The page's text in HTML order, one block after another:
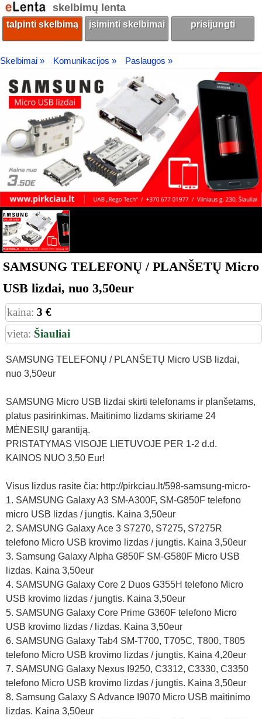
skelbimų lenta
talpinti skelbimą įsiminti skelbimai prisijungti
Skelbimai » Komunikacijos » Paslaugos »
SAMSUNG TELEFONŲ / PLANŠETŲ Micro
USB lizdai, nuo 3,50eur
kaina: 3 €
vieta: Šiauliai
SAMSUNG TELEFONŲ / PLANŠETŲ Micro USB lizdai,
nuo 3,50eur
SAMSUNG Micro USB lizdai skirti telefonams ir planšetams,
platus pasirinkimas. Maitinimo lizdams skiriame 24
MĖNESIŲ garantiją.
PRISTATYMAS VISOJE LIETUVOJE PER 1-2 d.d.
KAINOS NUO 3,50 Eur!
Visus lizdus rasite čia: http://pirkciau.lt/598-samsung-micro-
1. SAMSUNG Galaxy A3 SM-A300F, SM-G850F telefono
micro USB lizdas / jungtis. Kaina 3,50eur
2. SAMSUNG Galaxy Ace 3 S7270, S7275, S7275R
telefono Micro USB krovimo lizdas / jungtis. Kaina 3,50eur
3. Samsung Galaxy Alpha G850F SM-G580F Micro USB
lizdas. Kaina 3,50eur
4. SAMSUNG Galaxy Core 2 Duos G355H telefono Micro
USB krovimo lizdas / jungtis. Kaina 3,50eur
5. SAMSUNG Galaxy Core Prime G360F telefono Micro
USB krovimo lizdas / lizdas. Kaina 3,50eur
6. SAMSUNG Galaxy Tab4 SM-T700, T705C, T800, T805
telefono Micro USB krovimo lizdas / jungtis. Kaina 4,20eur
7. SAMSUNG Galaxy Nexus I9250, C3312, C3330, C3350
telefono Micro USB krovimo lizdas / jungtis. Kaina 3,50eur
8. Samsung Galaxy S Advance I9070 Micro USB maitinimo
lizdas. Kaina 3,50eur